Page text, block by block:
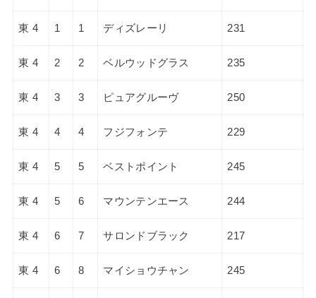
東 4 1 1 ディズレーリ 231
東 4 2 2 ベルウッドグラス 235
東 4 3 3 ピュアグルーヴ 250
東 4 4 4 フジフォンテ 229
東 4 5 5 ベストポイント 245
東 4 5 6 マウンテンエース 244
東 4 6 7 サロンドブラック 217
東 4 6 8 マイショウチャン 245